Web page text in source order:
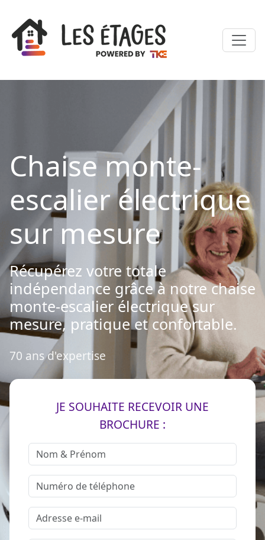
Chaise monte-
escalier électrique
sur mesure
Récupérez votre totale
indépendance grâce à notre chaise
monte-escalier électrique sur
mesure, pratique et confortable.
70 ans d'expertise
JE SOUHAITE RECEVOIR UNE
BROCHURE :